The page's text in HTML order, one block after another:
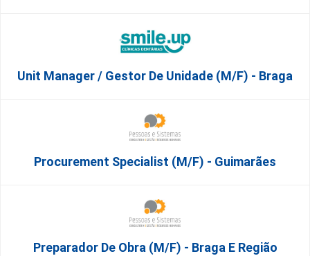
Unit Manager / Gestor De Unidade (M/F) - Braga
Procurement Specialist (m/f) - Guimarães
Preparador De Obra (m/f) - Braga E Região